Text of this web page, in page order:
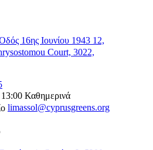
16ης Ιουνίου 1943 12,
Court, 3022,
Καθημερινά
limassol@cyprusgreens.org